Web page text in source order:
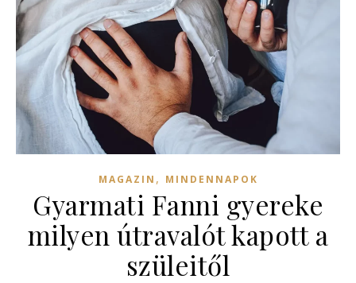
MAGAZIN , MINDENNAPOK
Gyarmati Fanni gyereke
milyen útravalót kapott a
szüleitől